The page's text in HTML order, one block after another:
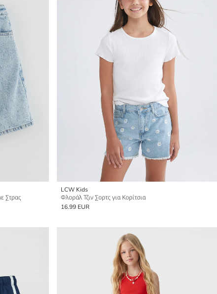
Στρας
LCW Kids
Φλοράλ Τζιν Σορτς για Κορίτσια
16.99 EUR